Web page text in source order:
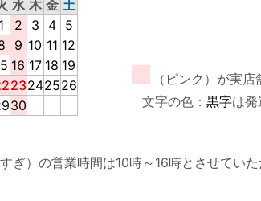
水 木 金 土
1
2 3 4
5
9 10 11 12
16 17 18 19
23242526
30
■
（ピンク）が実店
文字の色： 黒字は発
ぎ）の営業時間は10時～16時とさせていた